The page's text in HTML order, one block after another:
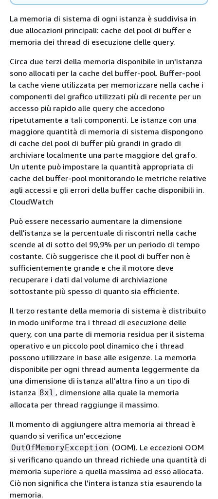
La memoria di sistema di ogni istanza è suddivisa in
due allocazioni principali: cache del pool di buffer e
memoria dei thread di esecuzione delle query.
Circa due terzi della memoria disponibile in un'istanza
sono allocati per la cache del buffer-pool. Buffer-pool
la cache viene utilizzata per memorizzare nella cache i
componenti del grafico utilizzati più di recente per un
accesso più rapido alle query che accedono
ripetutamente a tali componenti. Le istanze con una
maggiore quantità di memoria di sistema dispongono
di cache del pool di buffer più grandi in grado di
archiviare localmente una parte maggiore del grafo.
Un utente può impostare la quantità appropriata di
cache del buffer-pool monitorando le metriche relative
agli accessi e gli errori della buffer cache disponibili in.
CloudWatch
Può essere necessario aumentare la dimensione
dell'istanza se la percentuale di riscontri nella cache
scende al di sotto del 99,9% per un periodo di tempo
costante. Ciò suggerisce che il pool di buffer non è
sufficientemente grande e che il motore deve
recuperare i dati dal volume di archiviazione
sottostante più spesso di quanto sia efficiente.
Il terzo restante della memoria di sistema è distribuito
in modo uniforme tra i thread di esecuzione delle
query, con una parte di memoria residua per il sistema
operativo e un piccolo pool dinamico che i thread
possono utilizzare in base alle esigenze. La memoria
disponibile per ogni thread aumenta leggermente da
una dimensione di istanza all'altra fino a un tipo di
istanza 8xl , dimensione alla quale la memoria
allocata per thread raggiunge il massimo.
Il momento di aggiungere altra memoria ai thread è
quando si verifica un'eccezione
OutOfMemoryException (OOM). Le eccezioni OOM
si verificano quando un thread richiede una quantità di
memoria superiore a quella massima ad esso allocata.
Ciò non significa che l'intera istanza stia esaurendo la
memoria.